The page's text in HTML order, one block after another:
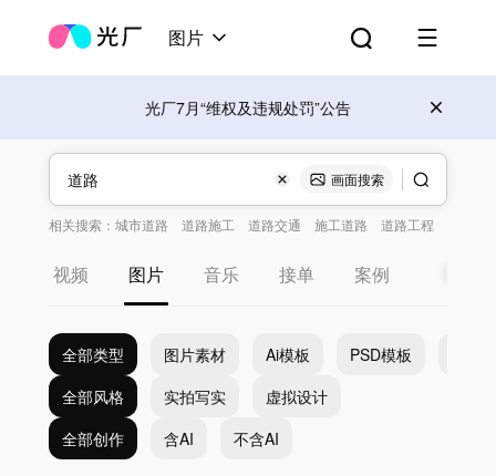
图片
光厂7月“维权及违规处罚”公告
画面搜索
相关搜索： 城市道路 道路施工 道路交通 施工道路 道路工程
视频 图片 音乐 接单 案例
全部类型 图片素材 Ai模板 PSD模板
全部风格
实拍写实
虚拟设计
全部创作
含AI 不含AI